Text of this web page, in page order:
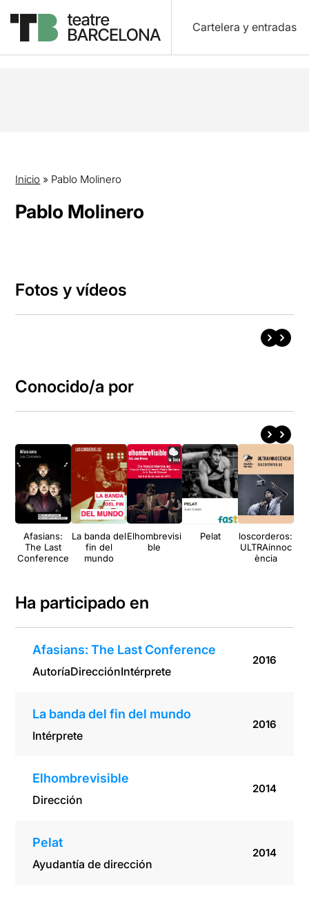
Cartelera y entradas
Inicio » Pablo Molinero
Pablo Molinero
Fotos y vídeos
Conocido/a por
Afasians:
The Last
Conference
La banda del
fin del
mundo
Elhombrevisi
ble
Pelat
loscorderos:
ULTRAinnoc
ència
Ha participado en
Afasians: The Last Conference
AutoríaDirecciónIntérprete
2016
La banda del fin del mundo
Intérprete
2016
Elhombrevisible
Dirección
2014
Pelat
Ayudantía de dirección
2014